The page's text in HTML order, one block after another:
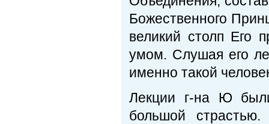
Божественного
великий столп Его
умом. Слушая его
именно такой
Лекции г-на Ю
большой